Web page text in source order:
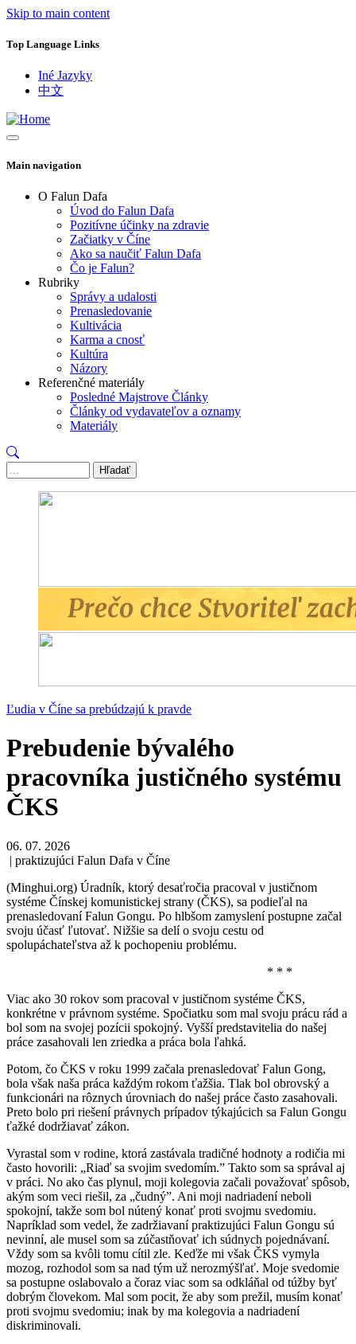
Skip to main content
Top Language Links
Iné Jazyky
中文
Main navigation
O Falun Dafa
Úvod do Falun Dafa
Pozitívne účinky na zdravie
Začiatky v Číne
Ako sa naučiť Falun Dafa
Čo je Falun?
Rubriky
Správy a udalosti
Prenasledovanie
Kultivácia
Karma a cnosť
Kultúra
Názory
Referenčné materiály
Posledné Majstrove Články
Články od vydavateľov a oznamy
Materiály
Hľadať
Ľudia v Číne sa prebúdzajú k pravde
Prebudenie bývalého
pracovníka justičného systému
ČKS
06. 07. 2026
| praktizujúci Falun Dafa v Číne
(Minghui.org) Úradník, ktorý desaťročia pracoval v justičnom
systéme Čínskej komunistickej strany (ČKS), sa podieľal na
prenasledovaní Falun Gongu. Po hlbšom zamyslení postupne začal
svoju účasť ľutovať. Nižšie sa delí o svoju cestu od
spolupáchateľstva až k pochopeniu problému.
* * *
Viac ako 30 rokov som pracoval v justičnom systéme ČKS,
konkrétne v právnom systéme. Spočiatku som mal svoju prácu rád a
bol som na svojej pozícii spokojný. Vyšší predstavitelia do našej
práce zasahovali len zriedka a práca bola ľahká.
Potom, čo ČKS v roku 1999 začala prenasledovať Falun Gong,
bola však naša práca každým rokom ťažšia. Tlak bol obrovský a
funkcionári na rôznych úrovniach do našej práce často zasahovali.
Preto bolo pri riešení právnych prípadov týkajúcich sa Falun Gongu
ťažké dodržiavať zákon.
Vyrastal som v rodine, ktorá zastávala tradičné hodnoty a rodičia mi
často hovorili: „Riaď sa svojim svedomím.” Takto som sa správal aj
v práci. No ako čas plynul, moji kolegovia začali považovať spôsob,
akým som veci riešil, za „čudný”. Ani moji nadriadení neboli
spokojní, takže som bol nútený konať proti svojmu svedomiu.
Napríklad som vedel, že zadržiavaní praktizujúci Falun Gongu sú
nevinní, ale musel som sa zúčastňovať ich súdnych pojednávaní.
Vždy som sa kvôli tomu cítil zle. Keďže mi však ČKS vymyla
mozog, rozhodol som sa nad tým už nerozmýšľať. Moje svedomie
sa postupne oslabovalo a čoraz viac som sa odkláňal od túžby byť
dobrým človekom. Mal som pocit, že aby som prežil, musím konať
proti svojmu svedomiu; inak by ma kolegovia a nadriadení
diskriminovali.